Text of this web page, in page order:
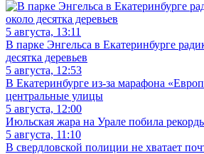
5 августа, 13:11
В парке Энгельса в Екатеринбурге
десятка деревьев
5 августа, 12:53
В Екатеринбурге из-за марафона
центральные улицы
5 августа, 12:00
Июльская жара на Урале побила
5 августа, 11:10
В свердловской полиции не хватает